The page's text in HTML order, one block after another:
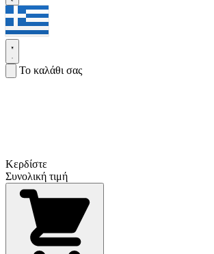
Το καλάθι σας
Κερδίστε
Συνολική τιμή